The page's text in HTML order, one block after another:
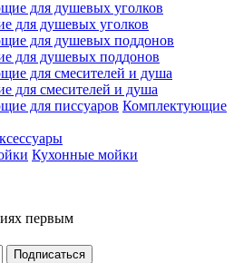
для душевых уголков
для душевых поддонов
для смесителей и душа
Комплектующие
Кухонные мойки
первым